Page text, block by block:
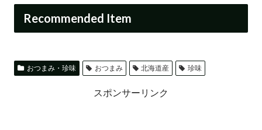
Recommended Item
おつまみ・珍味 おつまみ 北海道産 珍味
スポンサーリンク